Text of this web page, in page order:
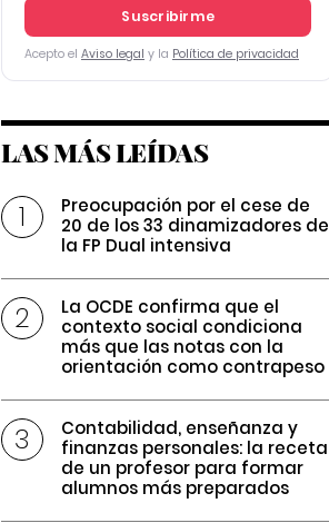
Suscribirme
Acepto el Aviso legal y la Política de privacidad
LAS MÁS LEÍDAS
Preocupación por el cese de
20 de los 33 dinamizadores de
la FP Dual intensiva
La OCDE confirma que el
contexto social condiciona
más que las notas con la
orientación como contrapeso
Contabilidad, enseñanza y
finanzas personales: la receta
de un profesor para formar
alumnos más preparados